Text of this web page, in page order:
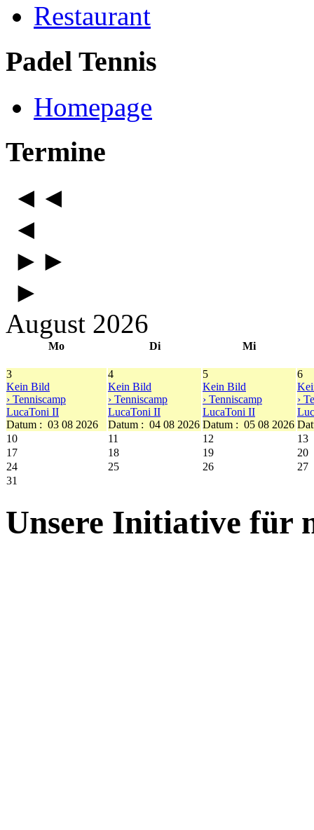
Restaurant
Padel Tennis
Homepage
Termine
◄◄
◄
►►
►
August 2026
Mo Di Mi
3
Kein Bild
› Tenniscamp
LucaToni II
Datum : 03 08 2026
4
Kein Bild
› Tenniscamp
LucaToni II
Datum : 04 08 2026
5
Kein Bild
› Tenniscamp
LucaToni II
Datum : 05 08 2026
6
›
10
11 12
13
17
18 19
20
24
25 26
27
31
Unsere Initiative für